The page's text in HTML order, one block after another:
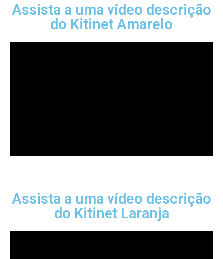
Assista a uma vídeo descrição
do Kitinet Amarelo
Assista a uma vídeo descrição
do Kitinet Laranja